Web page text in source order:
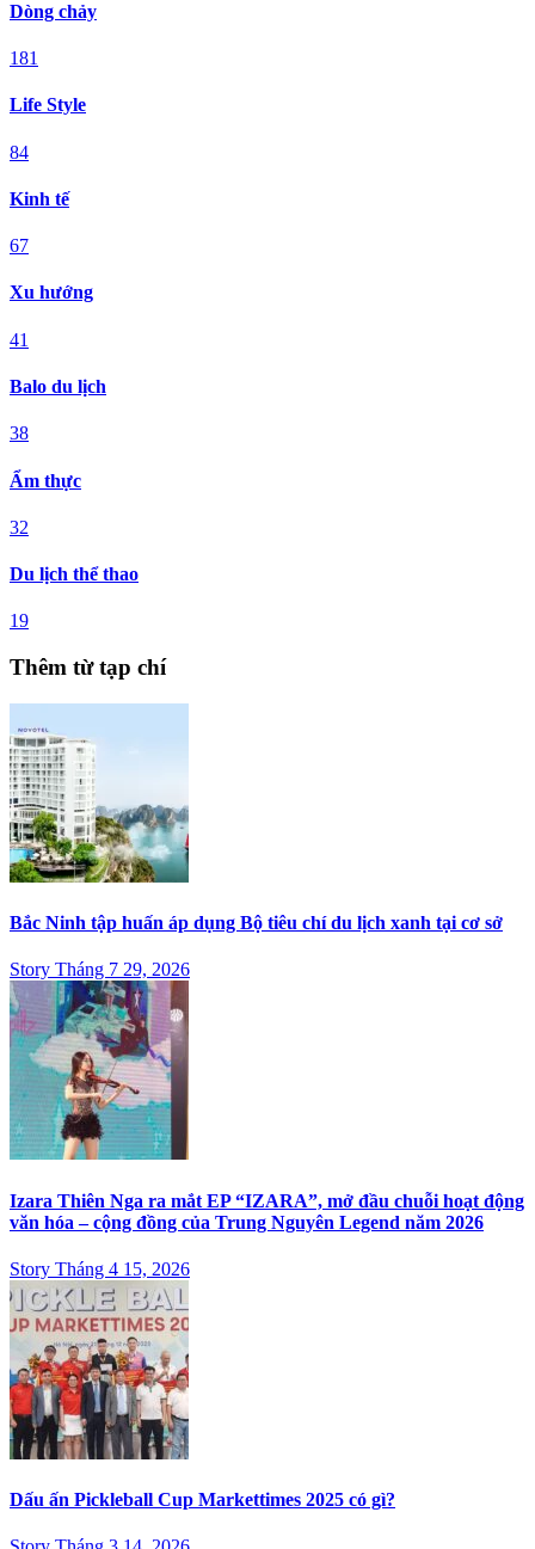
Dòng chảy
181
Life Style
84
Kinh tế
67
Xu hướng
41
Balo du lịch
38
Ẩm thực
32
Du lịch thể thao
19
Thêm từ tạp chí
Bắc Ninh tập huấn áp dụng Bộ tiêu chí du lịch xanh tại cơ sở
Story Tháng 7 29, 2026
Izara Thiên Nga ra mắt EP “IZARA”, mở đầu chuỗi hoạt động
văn hóa – cộng đồng của Trung Nguyên Legend năm 2026
Story Tháng 4 15, 2026
Dấu ấn Pickleball Cup Markettimes 2025 có gì?